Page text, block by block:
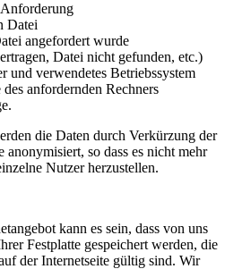
Datei
angefordert wurde
Datei nicht gefunden, etc.)
und verwendetes Betriebssystem
anfordernden Rechners
die Daten durch Verkürzung der
so dass es nicht mehr
Nutzer herzustellen.
kann es sein, dass von uns
Festplatte gespeichert werden, die
der Internetseite gültig sind. Wir